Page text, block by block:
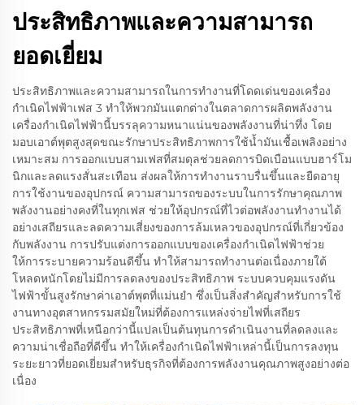
ประสิทธิภาพและความสามารถ
ยอดเยี่ยม
ประสิทธิภาพและความสามารถในการทำงานที่โดดเด่นของเครื่อง
กำเนิดไฟฟ้าเฟส 3 ทำให้พวกมันแตกต่างในตลาดการผลิตพลังงาน
เครื่องกำเนิดไฟฟ้านี้บรรลุความหนาแน่นของพลังงานที่น่าทึ่ง โดย
มอบเอาต์พุตสูงสุดขณะรักษาประสิทธิภาพการใช้น้ำมันเชื้อเพลิงอย่าง
เหมาะสม การออกแบบสามเฟสที่สมดุลช่วยลดการบิดเบือนแบบฮาร์โม
นิกและลดแรงสั่นสะเทือน ส่งผลให้การทำงานราบรื่นขึ้นและยืดอายุ
การใช้งานของอุปกรณ์ ความสามารถของระบบในการรักษาคุณภาพ
พลังงานอย่างคงที่ในทุกเฟส ช่วยให้อุปกรณ์ที่ไวต่อพลังงานทำงานได้
อย่างเสถียรและลดความเสี่ยงของการล้มเหลวของอุปกรณ์ที่เกี่ยวข้อง
กับพลังงาน การปรับแต่งการออกแบบของเครื่องกำเนิดไฟฟ้าช่วย
ให้การระบายความร้อนดีขึ้น ทำให้สามารถทำงานต่อเนื่องภายใต้
โหลดหนักโดยไม่มีการลดลงของประสิทธิภาพ ระบบควบคุมแรงดัน
ไฟฟ้าขั้นสูงรักษาค่าเอาต์พุตที่แม่นยำ ซึ่งเป็นสิ่งสำคัญสำหรับการใช้
งานทางอุตสาหกรรมสมัยใหม่ที่ต้องการแหล่งจ่ายไฟที่เสถียร
ประสิทธิภาพที่เหนือกว่านี้แปลเป็นต้นทุนการดำเนินงานที่ลดลงและ
ความน่าเชื่อถือที่ดีขึ้น ทำให้เครื่องกำเนิดไฟฟ้าเหล่านี้เป็นการลงทุน
ระยะยาวที่ยอดเยี่ยมสำหรับธุรกิจที่ต้องการพลังงานคุณภาพสูงอย่างต่อ
เนื่อง